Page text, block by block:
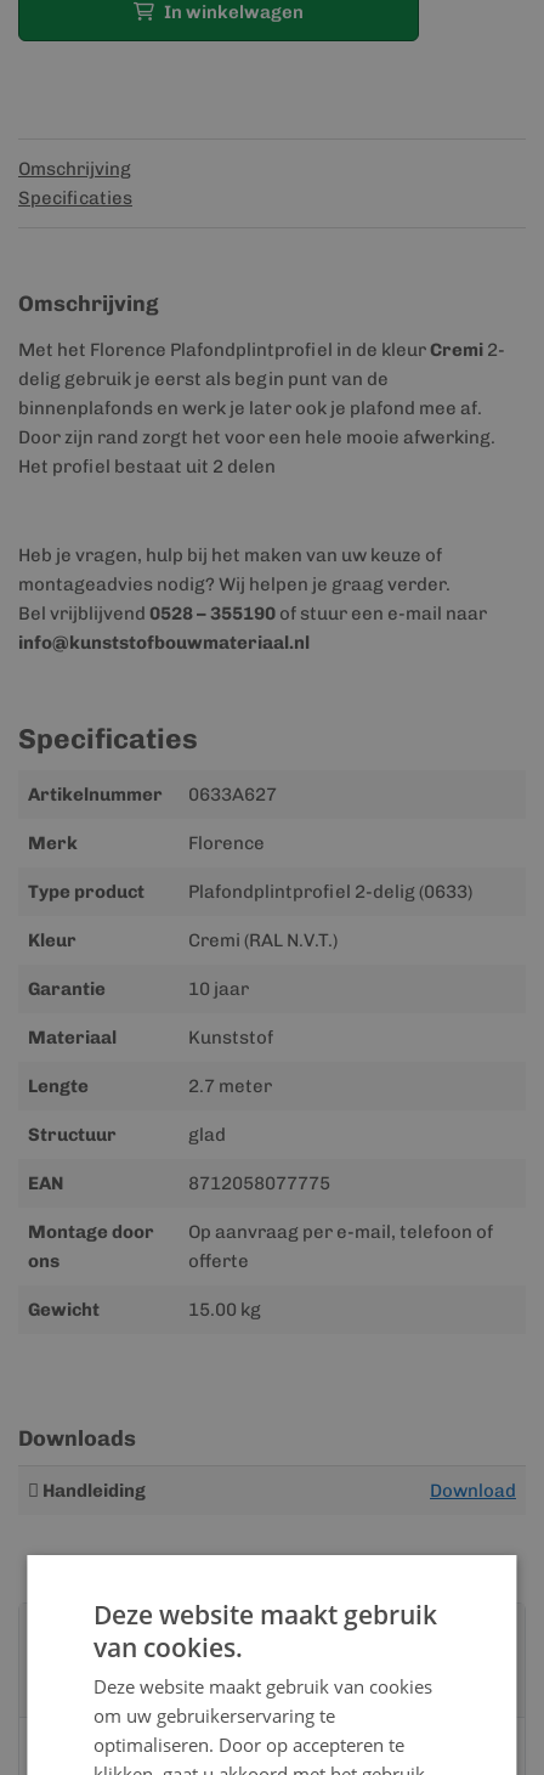
In winkelwagen
Omschrijving
Specificaties
Omschrijving
Met het Florence Plafondplintprofiel in de kleurCremi 2-
delig gebruik je eerst als begin punt van de
binnenplafonds en werk je later ook je plafond mee af.
Door zijn rand zorgt het voor een hele mooie afwerking.
Het profiel bestaat uit 2 delen
Heb je vragen, hulp bij het maken van uw keuze of
montageadvies nodig? Wij helpen je graag verder.
Bel vrijblijvend 0528 – 355190 of stuur een e-mail naar
info@kunststofbouwmateriaal.nl
Specificaties
Meer
Artikelnummer 0633A627
Merk Florence
Type product Plafondplintprofiel 2-delig (0633)
Kleur Cremi (RAL N.V.T.)
Garantie 10 jaar
Materiaal Kunststof
Lengte 2.7 meter
Structuur glad
EAN 8712058077775
Montage door
ons
Op aanvraag per e-mail, telefoon of
offerte
Gewicht 15.00 kg
Downloads
Meer
Handleiding Download
Advies nodig?
Neem contact op met een van onze
specialisten
Vandaag bereikbaar
Deze website maakt gebruik
van cookies.
Deze website maakt gebruik van cookies
om uw gebruikerservaring te
optimaliseren. Door op accepteren te